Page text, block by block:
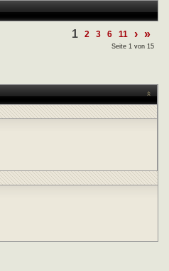
1 2 3 6 11 › »
Seite 1 von 15